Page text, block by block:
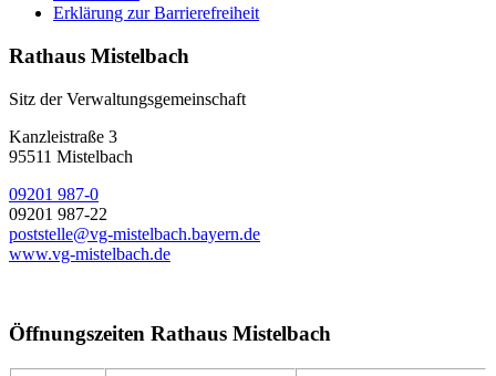
Erklärung zur Barrierefreiheit
Rathaus Mistelbach
Sitz der Verwaltungsgemeinschaft
Kanzleistraße 3
95511 Mistelbach
09201 987-0
09201 987-22
poststelle@vg-mistelbach.bayern.de
www.vg-mistelbach.de
Öffnungszeiten Rathaus Mistelbach